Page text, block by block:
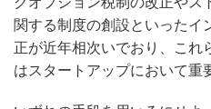
関する制度の創設といったイ
正が近年相次いでおり、これ
はスタートアップにおいて重